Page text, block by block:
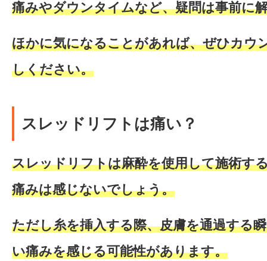
痛みやダウンタイムなど、疑問は事前に
ほかに気になることがあれば、ぜひカウ
しください。
スレッドリフトは痛い？
スレッドリフトは麻酔を使用して施術す
痛みは感じないでしょう。
ただし糸を挿入する際、皮膚を通過する
い痛みを感じる可能性があります。